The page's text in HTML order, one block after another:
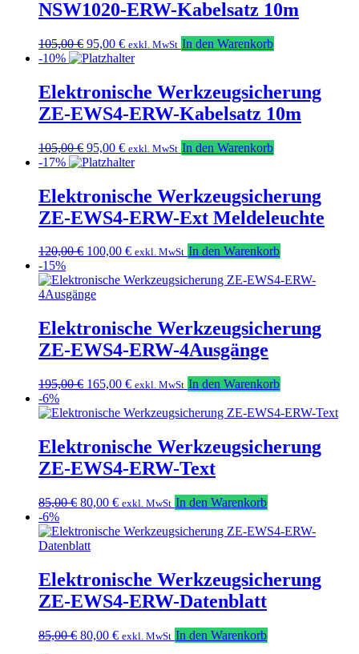
NSW1020-ERW-Kabelsatz 10m
105,00€ Ursprünglicher
Preis
105,00 €
95,00 €Aktueller
Preis
95,00 €.
exkl. MwSt In den Warenkorb
-10%
Elektronische Werkzeugsicherung
ZE-EWS4-ERW-Kabelsatz 10m
105,00€ Ursprünglicher
Preis
105,00 €
95,00 €Aktueller
Preis
95,00 €.
exkl. MwSt In den Warenkorb
-17%
Elektronische Werkzeugsicherung
ZE-EWS4-ERW-Ext Meldeleuchte
120,00€ Ursprünglicher
war:
120,00 €
100,00 €Aktueller
ist:
exkl. MwSt In den Warenkorb
-15%
Elektronische Werkzeugsicherung
ZE-EWS4-ERW-4Ausgänge
195,00€ Ursprünglicher
war:
165,00 €Aktueller
ist:
exkl. MwSt In den Warenkorb
-6%
Elektronische Werkzeugsicherung
ZE-EWS4-ERW-Text
85,00€ Ursprünglicher
war:
85,00 €
80,00 €Aktueller
ist:
exkl. MwSt In den Warenkorb
-6%
Elektronische Werkzeugsicherung
ZE-EWS4-ERW-Datenblatt
85,00€ Ursprünglicher
80,00 €Aktueller
exkl. MwSt In den Warenkorb